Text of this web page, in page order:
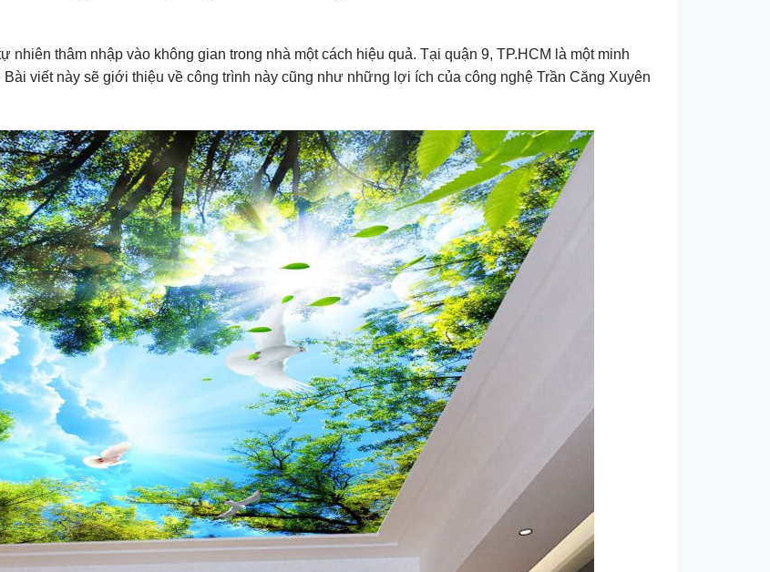
nhiên thâm nhập vào không gian trong nhà một cách hiệu quả. Tại quận 9, TP.HCM là một minh
viết này sẽ giới thiệu về công trình này cũng như những lợi ích của công nghệ Trần Căng Xuyên